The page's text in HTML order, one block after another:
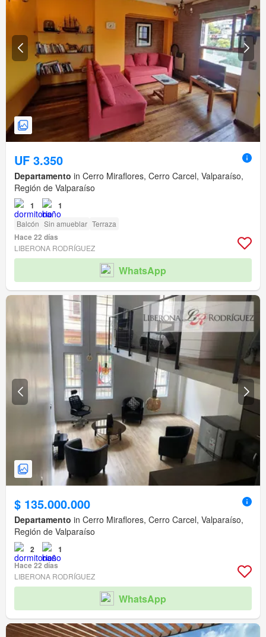
UF 3.350
Departamento in Cerro Miraflores, Cerro Carcel, Valparaíso,
Región de Valparaíso
1 1
Balcón Sin amueblar Terraza
Hace 22 días
LIBERONA RODRÍGUEZ
WhatsApp
$ 135.000.000
Departamento in Cerro Miraflores, Cerro Carcel, Valparaíso,
Región de Valparaíso
2
1
Hace 22 días
LIBERONA RODRÍGUEZ
WhatsApp